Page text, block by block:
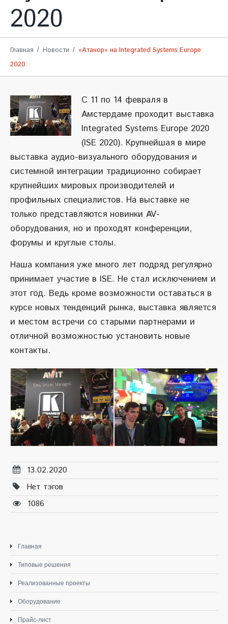
2020
Главная Новости
«Атанор» на Integrated Systems Europe
2020
C 11 по 14 февраля в
Амстердаме проходит выставка
Integrated Systems Europe 2020
(ISE 2020). Крупнейшая в мире
выставка аудио-визуального оборудования и
системной интеграции традиционно собирает
крупнейших мировых производителей и
профильных специалистов. На выставке не
только представляются новинки AV-
оборудования, но и проходят конференции,
форумы и круглые столы.
Наша компания уже много лет подряд регулярно
принимает участие в ISE. Не стал исключением и
этот год. Ведь кроме возможности оставаться в
курсе новых тенденций рынка, выставка является
и местом встречи со старыми партнерами и
отличной возможностью установить новые
контакты.
13.02.2020
Нет тэгов
1086
Главная
Типовые решения
Реализованные проекты
Оборудование
Прайс-лист